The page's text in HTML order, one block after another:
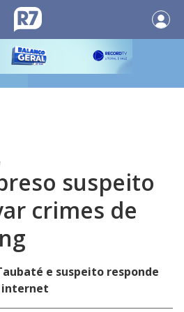
suspeito
crimes de
e suspeito responde
internet